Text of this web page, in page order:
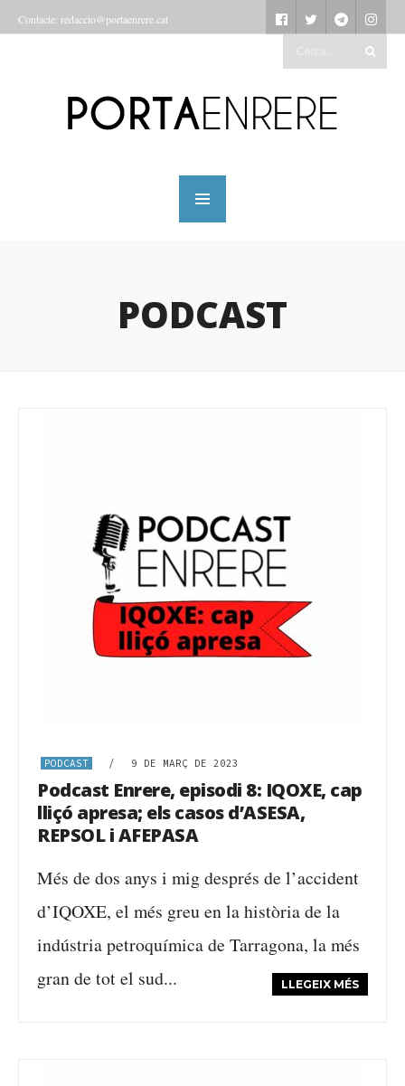
Contacte: redaccio@portaenrere.cat
PODCAST
PODCAST / 9 DE MARÇ DE 2023
Podcast Enrere, episodi 8: IQOXE, cap
lliçó apresa; els casos d’ASESA,
REPSOL i AFEPASA
Més de dos anys i mig després de l’accident
d’IQOXE, el més greu en la història de la
indústria petroquímica de Tarragona, la més
gran de tot el sud...
LLEGEIX MÉS